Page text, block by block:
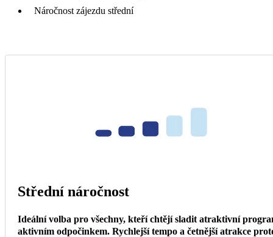
Náročnost zájezdu střední
Střední náročnost
Ideální volba pro všechny, kteří chtějí sladit atraktivní
aktivním odpočinkem. Rychlejší tempo a četnější atrakce